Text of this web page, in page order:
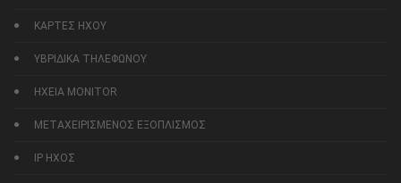
ΚΑΡΤΕΣ ΗΧΟΥ
ΥΒΡΙΔΙΚΑ ΤΗΛΕΦΩΝΟΥ
ΗΧΕΙΑ MONITOR
ΜΕΤΑΧΕΙΡΙΣΜΕΝΟΣ ΕΞΟΠΛΙΣΜΟΣ
IP ΗΧΟΣ